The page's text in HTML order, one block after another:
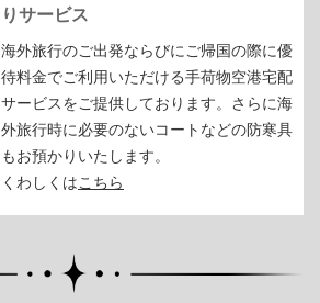
りサービス
海外旅行のご出発ならびにご帰国の際に優
待料金でご利用いただける手荷物空港宅配
サービスをご提供しております。さらに海
外旅行時に必要のないコートなどの防寒具
もお預かりいたします。
くわしくはこちら